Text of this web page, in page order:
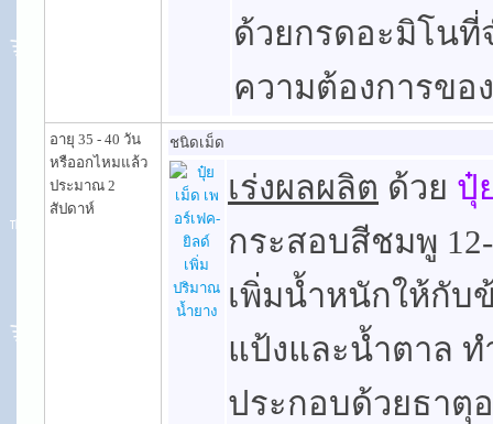
ด้วยกรดอะมิโนที่
ความต้องการขอ
อายุ 35 - 40 วัน
หรืออกไหมแล้ว
ประมาณ 2
สัปดาห์
ชนิดเม็ด
เร่งผลผลิต ด้วย ปุ๋
กระสอบสีชมพู 12-
เพิ่มน้ำหนักให้กับ
แป้งและน้ำตาล
ประกอบด้วยธาตุ